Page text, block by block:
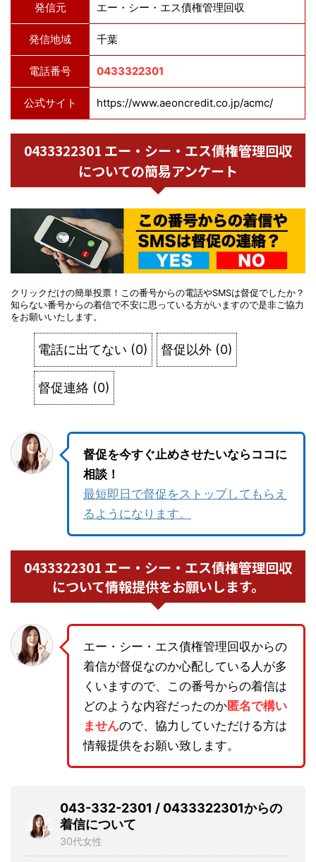
発信元 エー・シー・エス債権管理回収
発信地域 千葉
電話番号 0433322301
公式サイト https://www.aeoncredit.co.jp/acmc/
0433322301 エー・シー・エス債権管理回収
についての簡易アンケート
クリックだけの簡単投票！この番号からの電話やSMSは督促でしたか？
知らない番号からの着信で不安に思っている方がいますので是非ご協力
をお願いいたします。
電話に出てない (0) 督促以外 (0)
督促連絡 (0)
督促を今すぐ止めさせたいならココに
相談！
最短即日で督促をストップしてもらえ
るようになります。
0433322301 エー・シー・エス債権管理回収
について情報提供をお願いします。
エー・シー・エス債権管理回収からの
着信が督促なのか心配している人が多
くいますので、この番号からの着信は
どのような内容だったのか匿名で構い
ませんので、協力していただける方は
情報提供をお願い致します。
043-332-2301 / 0433322301からの
着信について
30代女性